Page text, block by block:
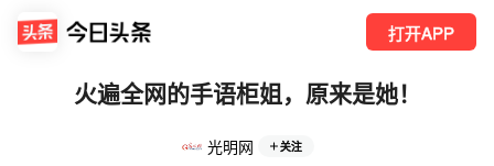
打开APP
火遍全网的手语柜姐，原来是她！
光明网 关注